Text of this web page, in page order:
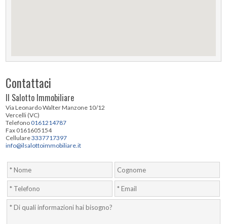
Contattaci
Il Salotto Immobiliare
Via Leonardo Walter Manzone 10/12
Vercelli (VC)
Telefono0161214787
Fax 0161605154
Cellulare3337717397
info@ilsalottoimmobiliare.it